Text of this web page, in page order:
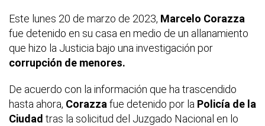
Este lunes 20 de marzo de 2023, Marcelo Corazza
fue detenido en su casa en medio de un allanamiento
que hizo la Justicia bajo una investigación por
corrupción de menores.
De acuerdo con la información que ha trascendido
hasta ahora, Corazzafue detenido por la Policía de la
Ciudad tras la solicitud del Juzgado Nacional en lo